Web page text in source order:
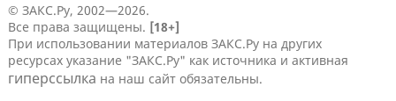
© ЗАКС.Ру, 2002—2026.
Все права защищены. [18+]
При использовании материалов ЗАКС.Ру на других
ресурсах указание "ЗАКС.Ру" как источника и активная
гиперссылка на наш сайт обязательны.